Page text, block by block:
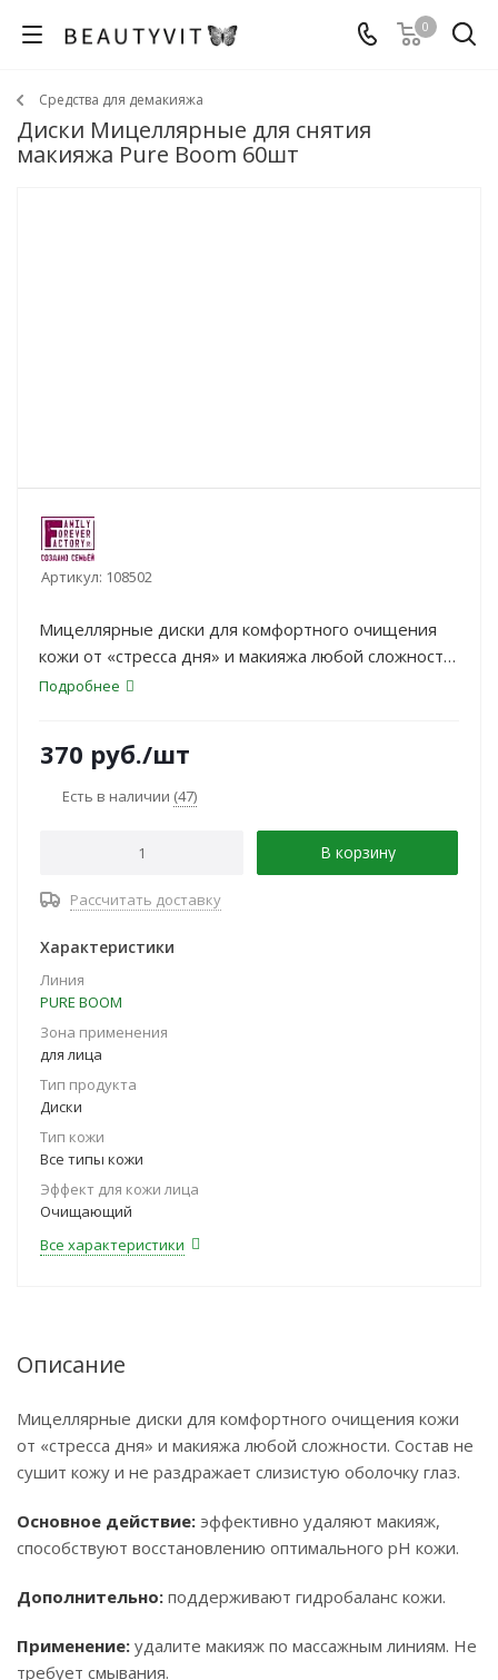
0
Средства для демакияжа
Диски Мицеллярные для снятия
макияжа Pure Boom 60шт
Артикул: 108502
Мицеллярные диски для комфортного очищения
кожи от «стресса дня» и макияжа любой сложности.
Состав не сушит кожу и не раздражает слизистую
Подробнее
370 руб./шт
Есть в наличии (47)
В корзину
Рассчитать доставку
Характеристики
Линия
PURE BOOM
Зона применения
для лица
Тип продукта
Диски
Тип кожи
Все типы кожи
Эффект для кожи лица
Очищающий
Все характеристики
Описание
Мицеллярные диски для комфортного очищения кожи
от «стресса дня» и макияжа любой сложности. Состав не
сушит кожу и не раздражает слизистую оболочку глаз.
Основное действие: эффективно удаляют макияж,
способствуют восстановлению оптимального рН кожи.
Дополнительно: поддерживают гидробаланс кожи.
Применение: удалите макияж по массажным линиям. Не
требует смывания.